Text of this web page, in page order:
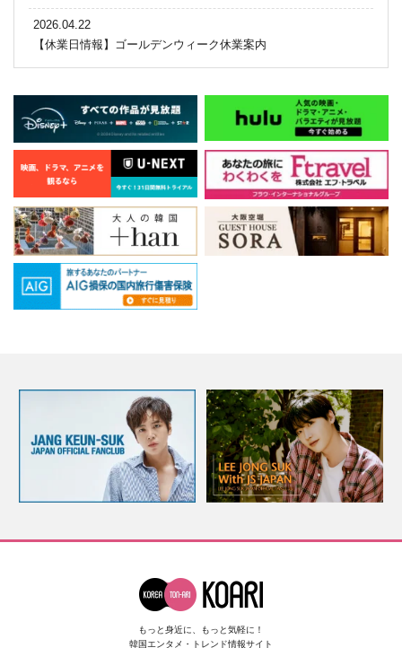
2026.04.22
【休業日情報】ゴールデンウィーク休業案内
もっと身近に、もっと気軽に！
韓国エンタメ・トレンド情報サイト